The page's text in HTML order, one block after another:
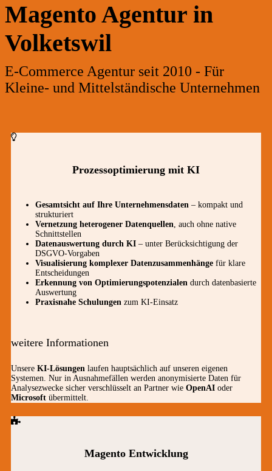
Magento Agentur in
Volketswil
E-Commerce Agentur seit 2010 - Für
Kleine- und Mittelständische Unternehmen
Prozessoptimierung mit KI
Gesamtsicht auf Ihre Unternehmensdaten – kompakt und
strukturiert
Vernetzung heterogener Datenquellen, auch ohne native
Schnittstellen
Datenauswertung durch KI – unter Berücksichtigung der
DSGVO-Vorgaben
Visualisierung komplexer Datenzusammenhänge für klare
Entscheidungen
Erkennung von Optimierungspotenzialen durch datenbasierte
Auswertung
Praxisnahe Schulungen zum KI-Einsatz
weitere Informationen
Unsere KI-Lösungen laufen hauptsächlich auf unseren eigenen
Systemen. Nur in Ausnahmefällen werden anonymisierte Daten für
Analysezwecke sicher verschlüsselt an Partner wie OpenAI oder
Microsoft übermittelt.
Magento Entwicklung